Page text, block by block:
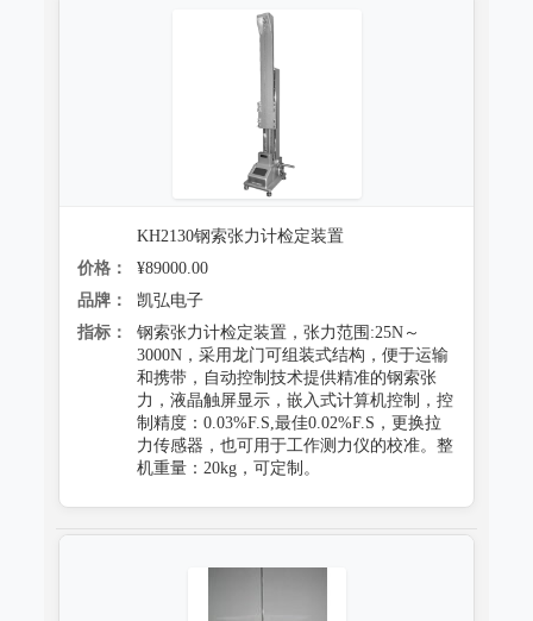
KH2130钢索张力计检定装置
价格：
¥89000.00
品牌：
凯弘电子
指标：
钢索张力计检定装置，张力范围:25N～
3000N，采用龙门可组装式结构，便于运输
和携带，自动控制技术提供精准的钢索张
力，液晶触屏显示，嵌入式计算机控制，控
制精度：0.03%F.S,最佳0.02%F.S，更换拉
力传感器，也可用于工作测力仪的校准。整
机重量：20kg，可定制。